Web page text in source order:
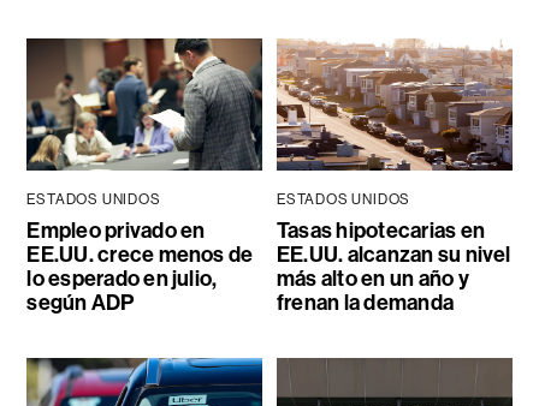
ESTADOS UNIDOS
Empleo privado en
EE.UU. crece menos de
lo esperado en julio,
según ADP
ESTADOS UNIDOS
Tasas hipotecarias en
EE.UU. alcanzan su nivel
más alto en un año y
frenan la demanda